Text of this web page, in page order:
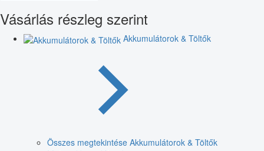
Vásárlás részleg szerint
Akkumulátorok & Töltők
Összes megtekintése Akkumulátorok & Töltők